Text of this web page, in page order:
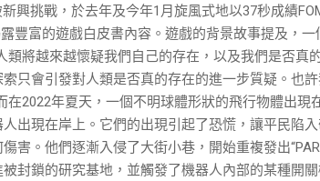
興挑戰，於去年及今年1月旋風式地以37秒成績
豐富的遊戲白皮書內容。遊戲的背景故事提及，
類將越來越懷疑我們自己的存在，以及我們是否真
只會引發對人類是否真的存在的進一步質疑。也
在2022年夏天，一個不明球體形狀的飛行物體出現
人出現在岸上。它們的出現引起了恐慌，讓平民陷
害。他們逐漸入侵了大街小巷，開始重複發出
封鎖的研究基地，並觸發了機器人內部的某種開